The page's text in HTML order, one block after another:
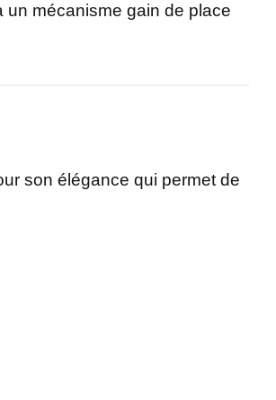
un mécanisme gain de place
son élégance qui permet de